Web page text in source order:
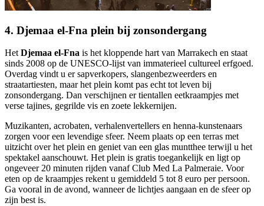
4. Djemaa el-Fna plein bij zonsondergang
Het Djemaa el-Fna is het kloppende hart van Marrakech en staat
sinds 2008 op de UNESCO-lijst van immaterieel cultureel erfgoed.
Overdag vindt u er sapverkopers, slangenbezweerders en
straatartiesten, maar het plein komt pas echt tot leven bij
zonsondergang. Dan verschijnen er tientallen eetkraampjes met
verse tajines, gegrilde vis en zoete lekkernijen.
Muzikanten, acrobaten, verhalenvertellers en henna-kunstenaars
zorgen voor een levendige sfeer. Neem plaats op een terras met
uitzicht over het plein en geniet van een glas muntthee terwijl u het
spektakel aanschouwt. Het plein is gratis toegankelijk en ligt op
ongeveer 20 minuten rijden vanaf Club Med La Palmeraie. Voor
eten op de kraampjes rekent u gemiddeld 5 tot 8 euro per persoon.
Ga vooral in de avond, wanneer de lichtjes aangaan en de sfeer op
zijn best is.